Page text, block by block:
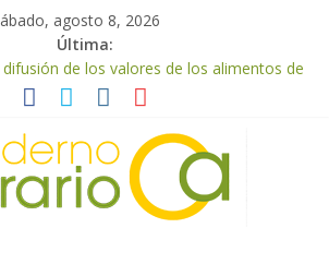
agosto 8, 2026
Última:
de los valores de los alimentos de
escuelas de hostelería
que obligará a muchos viticultores a
Pesca y Alimentación impulsa un
del ibérico para reforzar la